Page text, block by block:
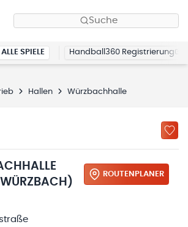
Suche
ALLE SPIELE Handball360 Registrierung
Hallen Würzbachhalle
ROUTENPLANER